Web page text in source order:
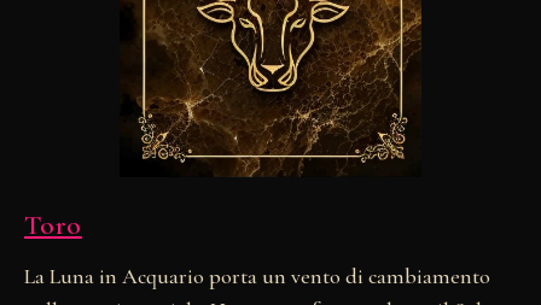
Toro
La Luna in Acquario porta un vento di cambiamento